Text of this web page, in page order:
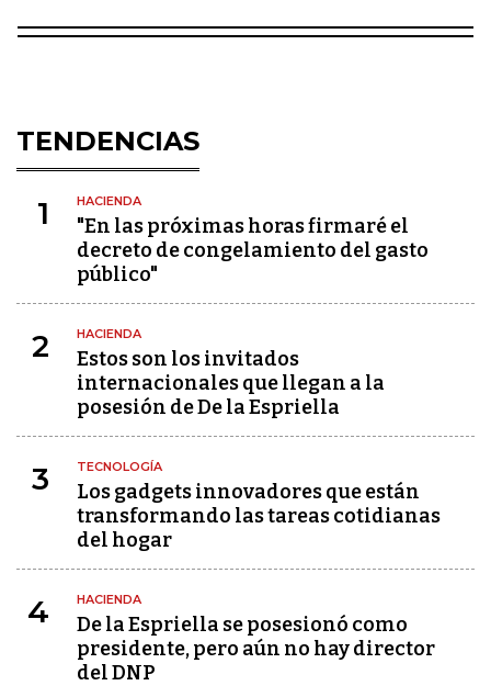
TENDENCIAS
1 HACIENDA
"En las próximas horas firmaré el
decreto de congelamiento del gasto
público"
2 HACIENDA
Estos son los invitados
internacionales que llegan a la
posesión de De la Espriella
3 TECNOLOGÍA
Los gadgets innovadores que están
transformando las tareas cotidianas
del hogar
4 HACIENDA
De la Espriella se posesionó como
presidente, pero aún no hay director
del DNP